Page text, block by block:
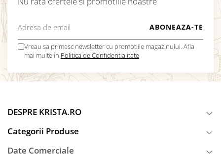
Vreau sa primesc newsletter cu promotiile magazinului. Afla
mai multe in Politica de Confidentialitate
DESPRE KRISTA.RO
Categorii Produse
Date Comerciale